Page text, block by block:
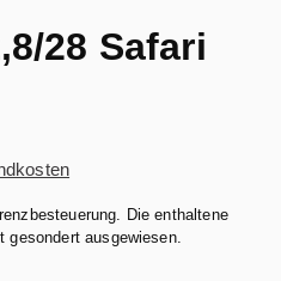
28 Safari
Die enthaltene
gesondert ausgewiesen.